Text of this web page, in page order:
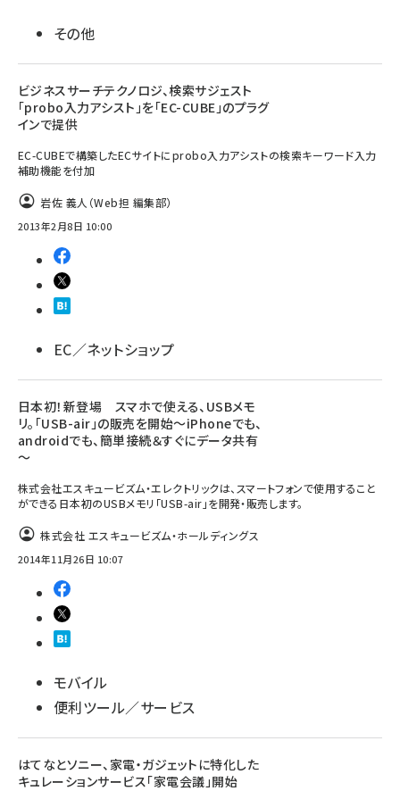
その他
ビジネスサーチテクノロジ、検索サジェスト
「probo入力アシスト」を「EC-CUBE」のプラグ
インで提供
EC-CUBEで構築したECサイトにprobo入力アシストの検索キーワード入力
補助機能を付加
岩佐 義人（Web担 編集部）
2013年2月8日 10:00
EC／ネットショップ
日本初！新登場 スマホで使える、USBメモ
リ。「USB-air」の販売を開始～iPhoneでも、
androidでも、簡単接続＆すぐにデータ共有
～
株式会社エスキュービズム・エレクトリックは、スマートフォンで使用すること
ができる日本初のUSBメモリ「USB-air」を開発・販売します。
株式会社 エスキュービズム・ホールディングス
2014年11月26日 10:07
モバイル
便利ツール／サービス
はてなとソニー、家電・ガジェットに特化した
キュレーションサービス「家電会議」開始